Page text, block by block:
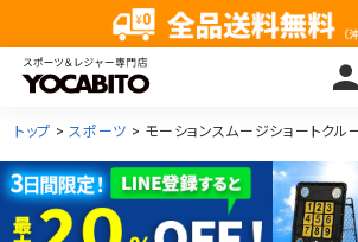
トップ スポーツ モーションスムージショートク